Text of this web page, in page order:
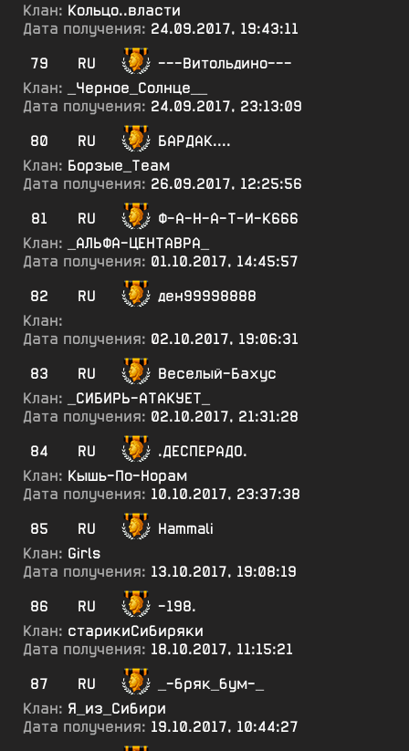
Клан: Кольцо..власти
Дата получения: 24.09.2017, 19:43:11
79
RU
---Витольдино---
Клан:
_Черное_Солнце__
Дата получения: 24.09.2017, 23:13:09
80
RU
БАРДАК....
Клан: Борзые_Теам
Дата получения: 26.09.2017, 12:25:56
81
RU
Ф-А-Н-А-Т-И-К666
Клан:
_АЛЬФА-ЦЕНТАВРА_
Дата получения: 01.10.2017, 14:45:57
82
RU
ден99998888
Клан:
Дата получения: 02.10.2017, 19:06:31
83
RU
Веселый-Бахус
Клан:
_СИБИРЬ-АТАКУЕТ_
Дата получения: 02.10.2017, 21:31:28
84
RU
.ДЕСПЕРАДО.
Клан: Кышь-По-Норам
Дата получения: 10.10.2017, 23:37:38
85
RU
Hammali
Клан: Girls
Дата получения: 13.10.2017, 19:08:19
86
RU
-198.
Клан: старикиСибиряки
Дата получения: 18.10.2017, 11:15:21
87
RU
_-бряк_бум-_
Клан: Я_из_Сибири
Дата получения: 19.10.2017, 10:44:27